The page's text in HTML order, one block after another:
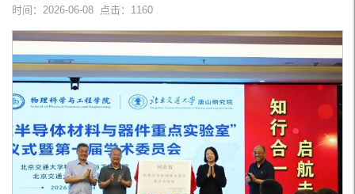
时间：2026-06-08 点击： 1160